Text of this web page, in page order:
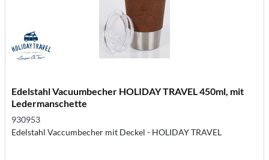
Edelstahl Vacuumbecher HOLIDAY TRAVEL 450ml, mit
Ledermanschette
930953
Edelstahl Vaccumbecher mit Deckel - HOLIDAY TRAVEL